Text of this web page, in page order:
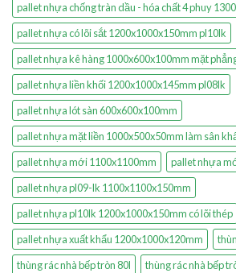
pallet nhựa chống tràn dầu - hóa chất 4 phuy
pallet nhựa có lõi sắt 1200x1000x150mm pl10lk
pallet nhựa kê hàng 1000x600x100mm mặt
pallet nhựa liền khối 1200x1000x145mm pl08lk
pallet nhựa lót sàn 600x600x100mm
pallet nhựa mặt liền 1000x500x50mm làm sân
pallet nhựa mới 1100x1100mm
pallet nhựa
pallet nhựa pl09-lk 1100x1100x150mm
pallet nhựa pl10lk 1200x1000x150mm có lõi thép
pallet nhựa xuất khẩu 1200x1000x120mm
thùng rác nhà bếp tròn 80l
thùng rác nhà bếp